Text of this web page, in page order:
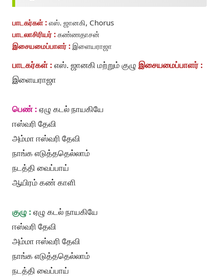
பாடகர்கள் : எஸ். ஜானகி, Chorus
பாடலாசிரியர் : கண்ணதாசன்
இசையமைப்பாளர் : இளையராஜா
பாடகர்கள் : எஸ். ஜானகி மற்றும் குழு இசையமைப்பாளர் :
இளையராஜா
பெண் : ஏழு கடல் நாயகியே
ஈஸ்வரி தேவி
அம்மா ஈஸ்வரி தேவி
நாங்க எடுத்ததெல்லாம்
நடத்தி வைப்பாய்
ஆயிரம் கண் காளி
குழு : ஏழு கடல் நாயகியே
ஈஸ்வரி தேவி
அம்மா ஈஸ்வரி தேவி
நாங்க எடுத்ததெல்லாம்
நடத்தி வைப்பாய்